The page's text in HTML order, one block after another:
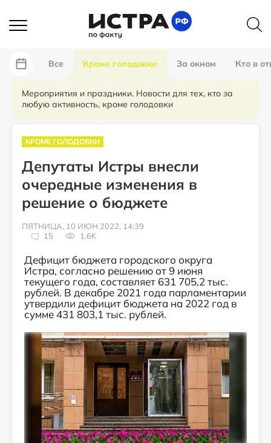
Все Кроме голодовки За окном Кто в
Мероприятия и праздники. Новости для тех, кто за
любую активность, кроме голодовки
КРОМЕ ГОЛОДОВКИ
Депутаты Истры внесли
очередные изменения в
решение о бюджете
ПЯТНИЦА, 10 ИЮН 2022, 14:39
15
1.6K
Дефицит бюджета городского округа
Истра, согласно решению от 9 июня
текущего года, составляет 631 705,2 тыс.
рублей. В декабре 2021 года парламентарии
утвердили дефицит бюджета на 2022 год в
сумме 431 803,1 тыс. рублей.